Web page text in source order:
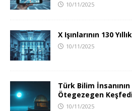
10/11/2025
X Işınlarının 130
10/11/2025
Türk Bilim
Ötegezegen
10/11/2025